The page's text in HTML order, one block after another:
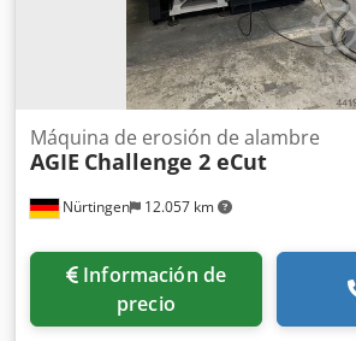
Nürtingen 12.057 km
Máquina de erosión de alambre
AGIE Challenge 2 eCut
Información de
precio